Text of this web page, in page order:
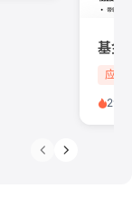
基金
应届